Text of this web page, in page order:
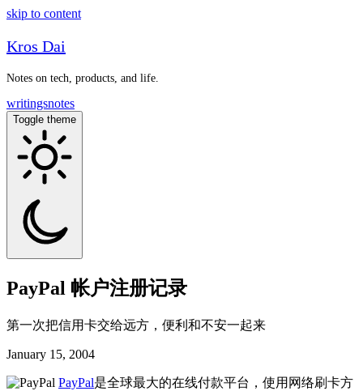
skip to content
Kros Dai
Notes on tech, products, and life.
writingsnotes
Toggle theme
PayPal 帐户注册记录
第一次把信用卡交给远方，便利和不安一起来
January 15, 2004
PayPal是全球最大的在线付款平台，使用网络刷卡方